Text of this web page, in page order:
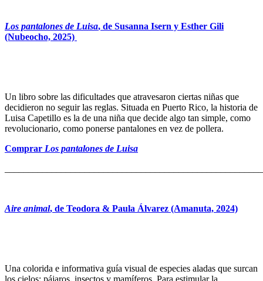
Los pantalones de Luisa, de Susanna Isern y Esther Gili
(Nubeocho, 2025)
Un libro sobre las dificultades que atravesaron ciertas niñas que
decidieron no seguir las reglas. Situada en Puerto Rico, la historia de
Luisa Capetillo es la de una niña que decide algo tan simple, como
revolucionario, como ponerse pantalones en vez de pollera.
Comprar Los pantalones de Luisa
Aire animal, de Teodora & Paula Álvarez (Amanuta, 2024)
Una colorida e informativa guía visual de especies aladas que surcan
los cielos: pájaros, insectos y mamíferos. Para estimular la